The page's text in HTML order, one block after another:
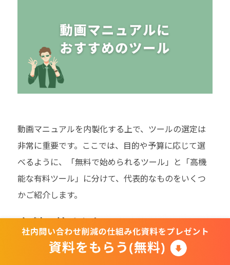
動画マニュアルを内製化する上で、ツールの選定は
非常に重要です。ここでは、目的や予算に応じて選
べるように、「無料で始められるツール」と「高機
能な有料ツール」に分けて、代表的なものをいくつ
かご紹介します。
無料で始められるツール
まずはコストをかけずに始めたいという場合に適し